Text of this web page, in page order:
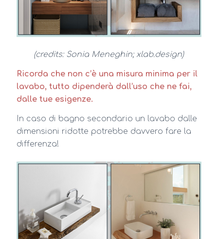
(credits: Sonia Meneghin; xlab.design)
Ricorda che non c’è una misura minima per il
lavabo, tutto dipenderà dall’uso che ne fai,
dalle tue esigenze.
In caso di bagno secondario un lavabo dalle
dimensioni ridotte potrebbe davvero fare la
differenza!